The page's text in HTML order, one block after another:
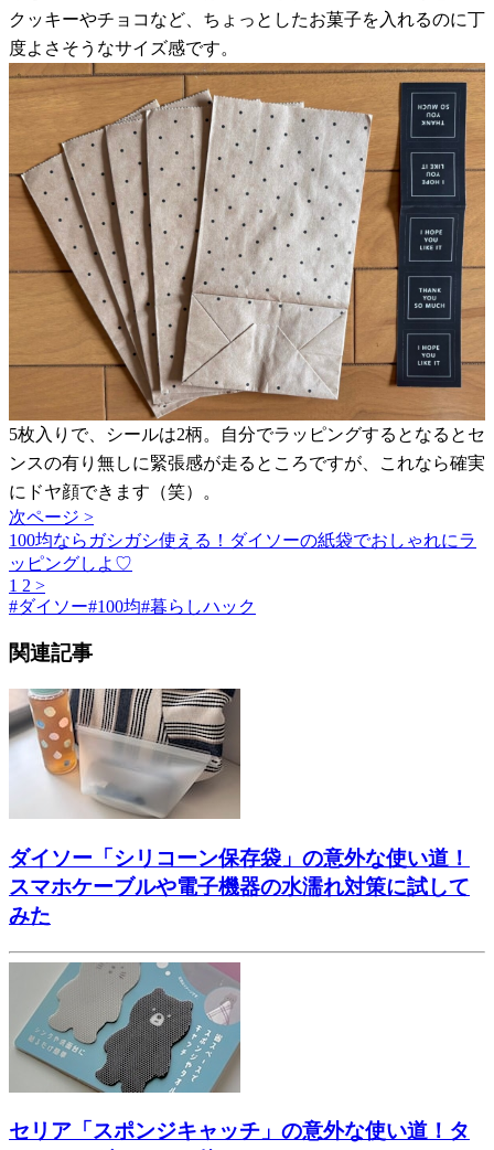
クッキーやチョコなど、ちょっとしたお菓子を入れるのに丁
度よさそうなサイズ感です。
5枚入りで、シールは2柄。自分でラッピングするとなるとセ
ンスの有り無しに緊張感が走るところですが、これなら確実
にドヤ顔できます（笑）。
次ページ >
100均ならガシガシ使える！ダイソーの紙袋でおしゃれにラ
ッピングしよ♡
1 2 >
#ダイソー#100均#暮らしハック
関連記事
ダイソー「シリコーン保存袋」の意外な使い道！
スマホケーブルや電子機器の水濡れ対策に試して
みた
セリア「スポンジキャッチ」の意外な使い道！タ